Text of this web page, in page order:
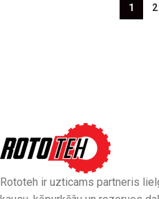
1 2
Rototeh ir uzticams partneris